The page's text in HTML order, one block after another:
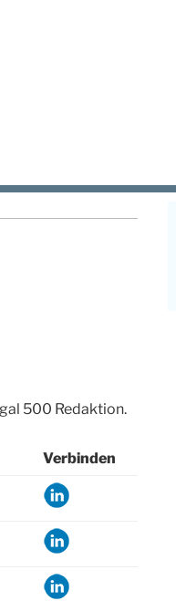
500 Redaktion.
Verbinden